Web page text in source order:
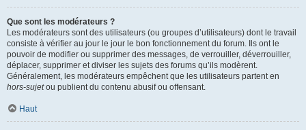
Que sont les modérateurs ?
Les modérateurs sont des utilisateurs (ou groupes d’utilisateurs) dont le travail
consiste à vérifier au jour le jour le bon fonctionnement du forum. Ils ont le
pouvoir de modifier ou supprimer des messages, de verrouiller, déverrouiller,
déplacer, supprimer et diviser les sujets des forums qu’ils modèrent.
Généralement, les modérateurs empêchent que les utilisateurs partent en
hors-sujetou publient du contenu abusif ou offensant.
Haut